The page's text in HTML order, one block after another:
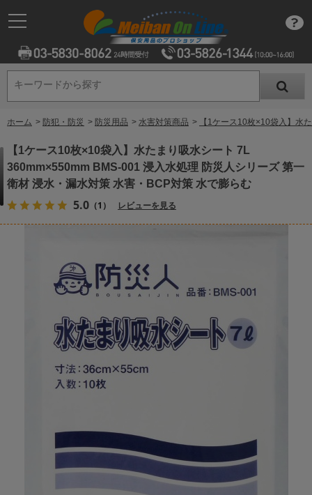
キーワードから探す
キーワードから探す
ホーム > 防犯・防災 > 防災用品 > 水害対策商品 > 【1ケース10枚×10袋入】水
【1ケース10枚×10袋入】水たまり吸水シート 7L
360mm×550mm BMS-001 浸入水処理 防災人シリーズ 第一
衛材 浸水・漏水対策 水害・BCP対策 水で膨らむ
5.0 （1） レビューを見る